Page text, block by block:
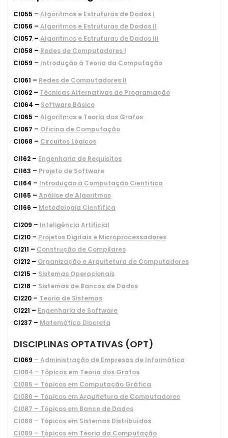
CI055 – Algoritmos e Estruturas de Dados I
CI056 – Algoritmos e Estruturas de Dados II
CI057 – Algoritmos e Estruturas de Dados III
CI058 – Redes de Computadores I
CI059 – Introdução à Teoria da Computação
CI061 – Redes de Computadores II
CI062 – Técnicas Alternativas de Programação
CI064 – Software Básico
CI065 – Algoritmos e Teoria dos Grafos
CI067 – Oficina de Computação
CI068 – Circuitos Lógicos
CI162 – Engenharia de Requisitos
CI163 – Projeto de Software
CI164 – Introdução à Computação Científica
CI165 – Análise de Algoritmos
CI166 – Metodologia Científica
CI209 – Inteligência Artificial
CI210 – Projetos Digitais e Microprocessadores
CI211 – Construção de Compilares
CI212 – Organização e Arquitetura de Computadores
CI215 – Sistemas Operacionais
CI218 – Sistemas de Bancos de Dados
CI220 – Teoria de Sistemas
CI221 – Engenharia de Software
CI237 – Matemática Discreta
DISCIPLINAS OPTATIVAS (OPT)
CI069 – Administração de Empresas de Informática
CI084 – Tópicos em Teoria dos Grafos
CI085 – Tópicos em Computação Gráfica
CI086 – Tópicos em Arquitetura de Computadores
CI087 – Tópicos em Banco de Dados
CI088 – Tópicos em Sistemas Distribuídos
CI089 – Tópicos em Teoria da Computação